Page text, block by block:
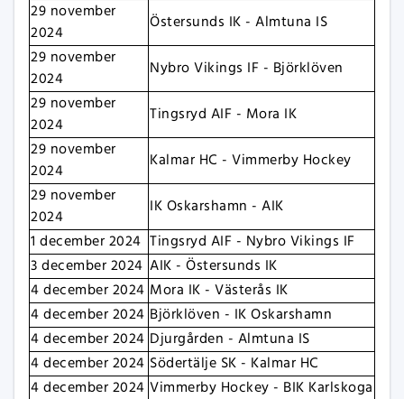
29 november
2024
Östersunds IK - Almtuna IS
29 november
2024
Nybro Vikings IF - Björklöven
29 november
2024
Tingsryd AIF - Mora IK
29 november
2024
Kalmar HC - Vimmerby Hockey
29 november
2024
IK Oskarshamn - AIK
1 december 2024 Tingsryd AIF - Nybro Vikings IF
3 december 2024 AIK - Östersunds IK
4 december 2024 Mora IK - Västerås IK
4 december 2024 Björklöven - IK Oskarshamn
4 december 2024 Djurgården - Almtuna IS
4 december 2024 Södertälje SK - Kalmar HC
4 december 2024 Vimmerby Hockey - BIK Karlskoga